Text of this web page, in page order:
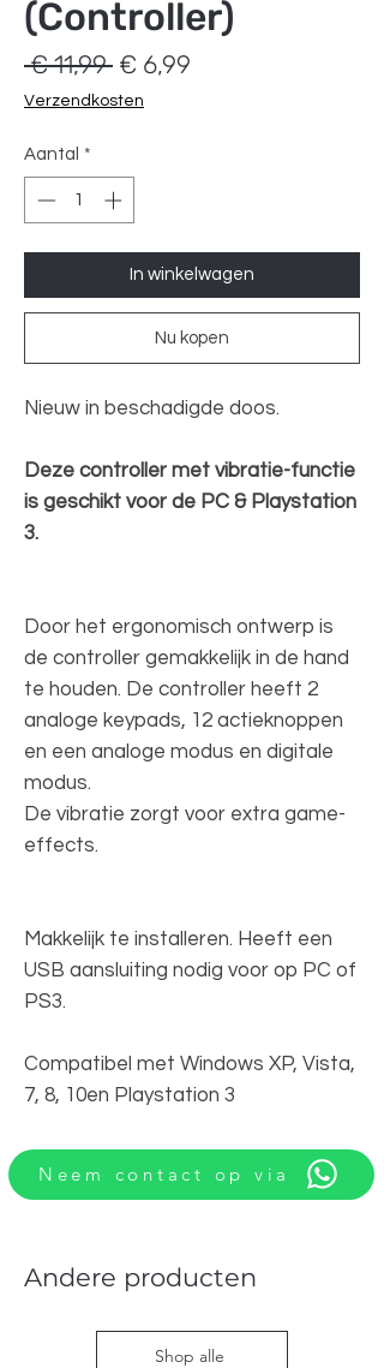
(Controller)
€ 11,99 Normale
prijs
€ 6,99
Verzendkosten
Aantal *
In winkelwagen
Nu kopen
Nieuw in beschadigde doos.
Deze controller met vibratie-functie
is geschikt voor de PC & Playstation
3.
Door het ergonomisch ontwerp is
de controller gemakkelijk in de hand
te houden. De controller heeft 2
analoge keypads, 12 actieknoppen
en een analoge modus en digitale
modus.
De vibratie zorgt voor extra game-
effects.
Makkelijk te installeren. Heeft een
USB aansluiting nodig voor op PC of
PS3.
Compatibel met Windows XP, Vista,
7, 8, 10en Playstation 3
Neem contact op via
Andere producten
Shop alle